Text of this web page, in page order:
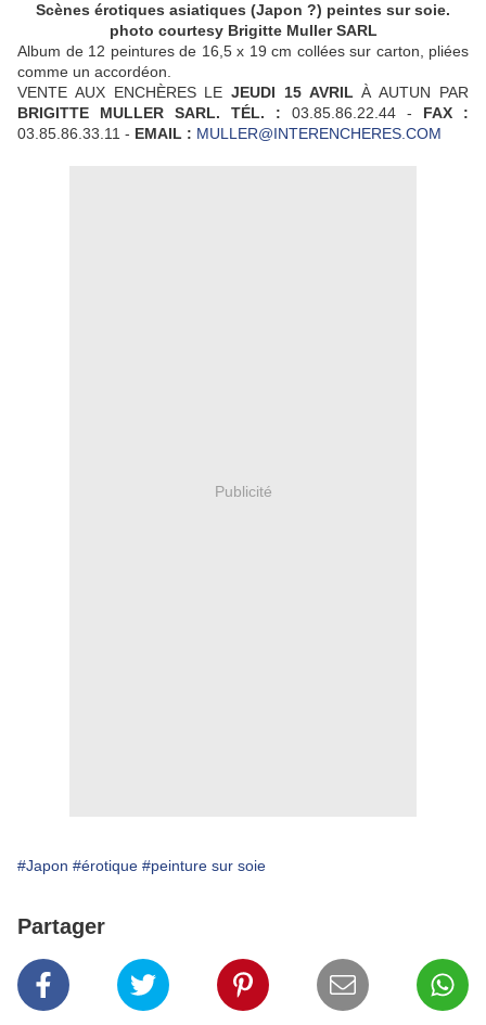
Scènes érotiques asiatiques (Japon ?) peintes sur soie.
photo courtesy Brigitte Muller SARL
Album de 12 peintures de 16,5 x 19 cm collées sur carton, pliées
comme un accordéon.
VENTE AUX ENCHÈRES LEJEUDI 15 AVRIL À AUTUN PAR
BRIGITTE MULLER SARL. TÉL. : 03.85.86.22.44 - FAX :
03.85.86.33.11 - EMAIL : MULLER@INTERENCHERES.COM
Publicité
#Japon #érotique #peinture sur soie
Partager